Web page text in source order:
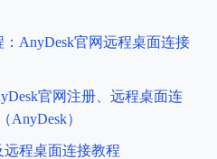
AnyDesk官网远程桌面连接
官网注册、远程桌面连
AnyDesk）
程桌面连接教程